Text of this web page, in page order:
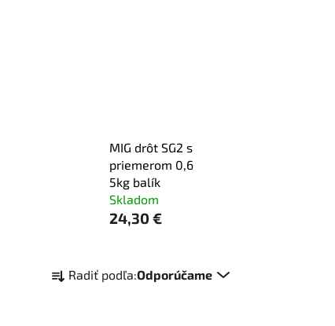
MIG drôt SG2 s
priemerom 0,6
5kg balík
Skladom
24,30 €
a Radiť podľa:Odporúčame